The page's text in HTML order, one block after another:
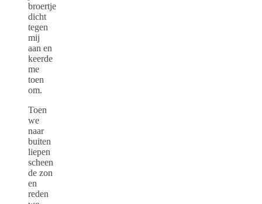
broertje
dicht
tegen
mij
aan en
keerde
me
toen
om.
Toen
we
naar
buiten
liepen
scheen
de zon
en
reden